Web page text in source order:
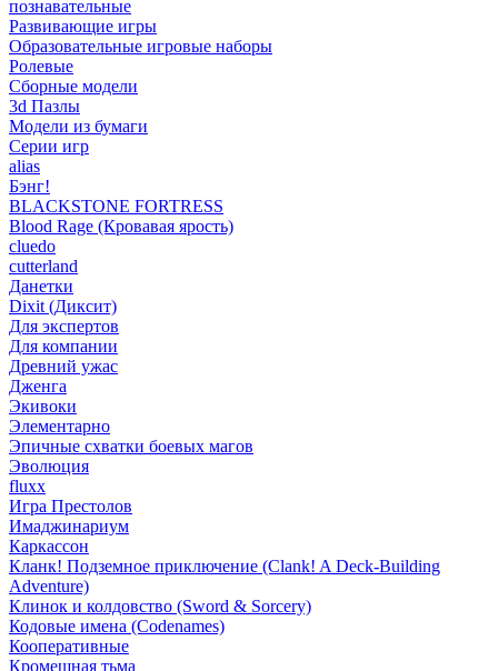
познавательные
Развивающие игры
Образовательные игровые наборы
Ролевые
Сборные модели
3d Пазлы
Модели из бумаги
Серии игр
alias
Бэнг!
BLACKSTONE FORTRESS
Blood Rage (Кровавая ярость)
cluedo
cutterland
Данетки
Dixit (Диксит)
Для экспертов
Для компании
Древний ужас
Дженга
Экивоки
Элементарно
Эпичные схватки боевых магов
Эволюция
fluxx
Игра Престолов
Имаджинариум
Каркассон
Кланк! Подземное приключение (Clank! A Deck-Building
Adventure)
Клинок и колдовство (Sword & Sorcery)
Кодовые имена (Codenames)
Кооперативные
Кромешная тьма